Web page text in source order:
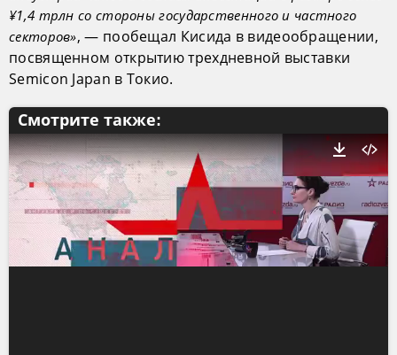
¥1,4 трлн со стороны государственного и частного
секторов», — пообещал Кисида в видеообращении,
посвященном открытию трехдневной выставки
Semicon Japan в Токио.
Смотрите также: